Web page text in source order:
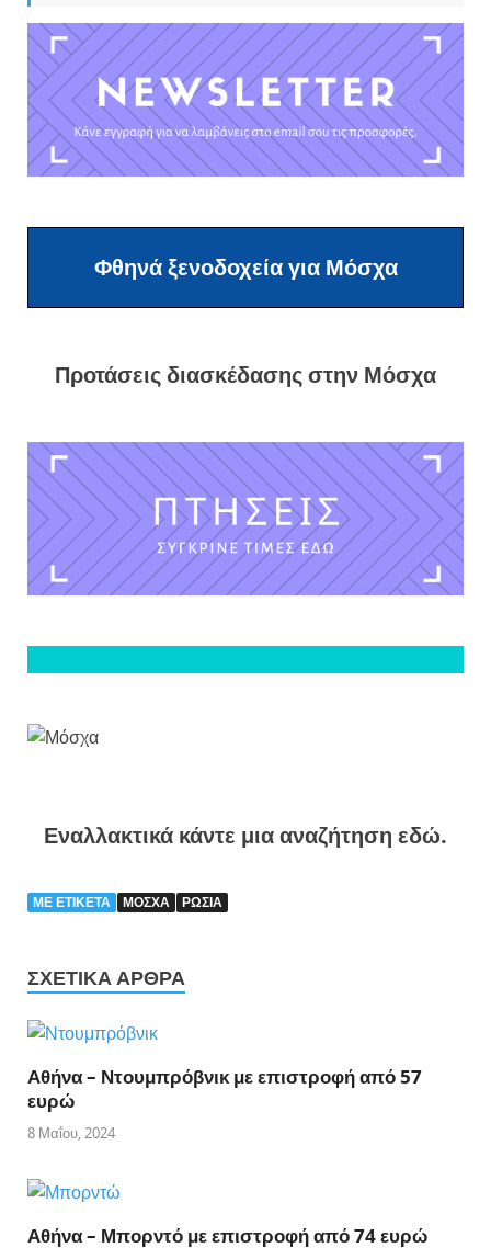
Φθηνά ξενοδοχεία για Μόσχα
Προτάσεις διασκέδασης στην Μόσχα
Εναλλακτικά κάντε μια αναζήτηση εδώ.
ΜΕ ΕΤΙΚΈΤΑ ΜΟΣΧΑ ΡΩΣΙΑ
ΣΧΕΤΙΚΆ ΆΡΘΡΑ
Αθήνα – Ντουμπρόβνικ με επιστροφή από 57
ευρώ
8 Μαΐου, 2024
Αθήνα – Μπορντό με επιστροφή από 74 ευρώ